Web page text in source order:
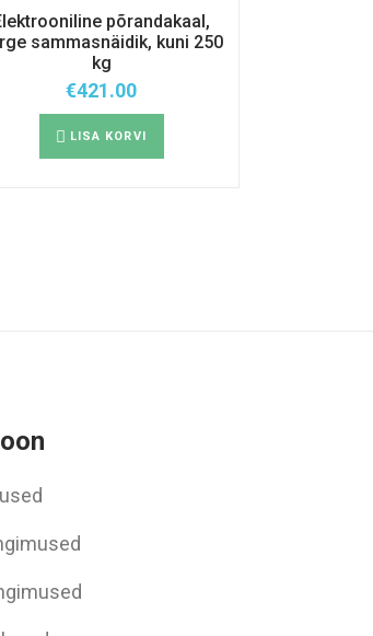
põrandakaal,
sammasnäidik, kuni 250
kg
€421.00
LISA KORVI